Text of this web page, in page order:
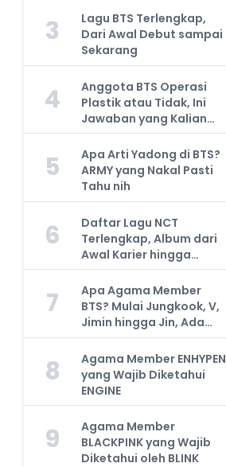
3
Lagu BTS Terlengkap,
Dari Awal Debut sampai
Sekarang
4
Anggota BTS Operasi
Plastik atau Tidak, Ini
Jawaban yang Kalian
Cari
5
Apa Arti Yadong di BTS?
ARMY yang Nakal Pasti
Tahu nih
6
Daftar Lagu NCT
Terlengkap, Album dari
Awal Karier hingga
Sekarang
7
Apa Agama Member
BTS? Mulai Jungkook, V,
Jimin hingga Jin, Ada
yang Atheis
8
Agama Member ENHYPEN
yang Wajib Diketahui
ENGINE
9
Agama Member
BLACKPINK yang Wajib
Diketahui oleh BLINK